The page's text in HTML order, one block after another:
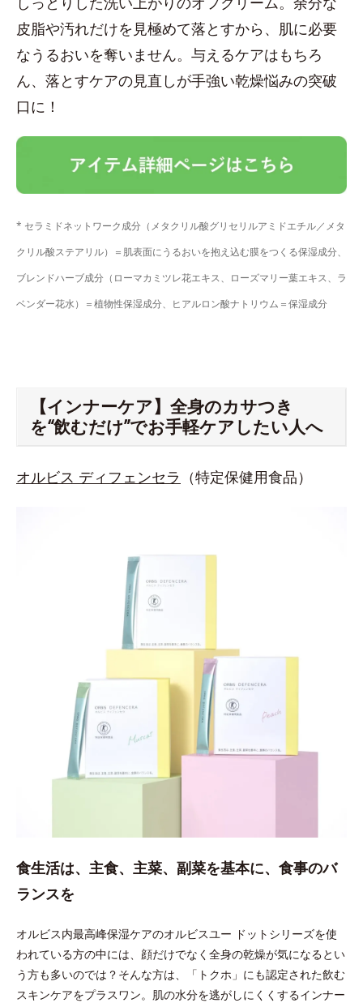
皮脂や汚れだけを見極めて落とすから、肌に必要
なうるおいを奪いません。与えるケアはもちろ
ん、落とすケアの見直しが手強い乾燥悩みの突破
口に！
* セラミドネットワーク成分（メタクリル酸グリセリルアミドエチル／メタ
クリル酸ステアリル）＝肌表面にうるおいを抱え込む膜をつくる保湿成分、
ブレンドハーブ成分（ローマカミツレ花エキス、ローズマリー葉エキス、ラ
ベンダー花水）＝植物性保湿成分、ヒアルロン酸ナトリウム＝保湿成分
【インナーケア】全身のカサつき
を“飲むだけ”でお手軽ケアしたい人へ
オルビス ディフェンセラ （特定保健用食品）
食生活は、主食、主菜、副菜を基本に、食事のバ
ランスを
オルビス内最高峰保湿ケアのオルビスユー ドットシリーズを使
われている方の中には、顔だけでなく全身の乾燥が気になるとい
う方も多いのでは？そんな方は、「トクホ」にも認定された飲む
スキンケアをプラスワン。肌の水分を逃がしにくくするインナー